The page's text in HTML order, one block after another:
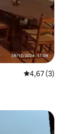
Prosječna
4,67 (3)